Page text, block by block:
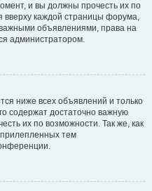
и вы должны прочесть их по
каждой страницы форума,
объявлениями, права на
администратором.
ниже всех объявлений и только
содержат достаточно важную
их по возможности. Так же, как
тем